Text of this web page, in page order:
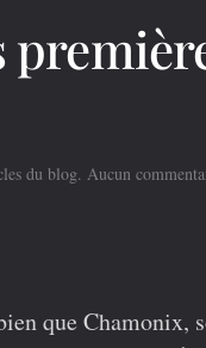
du blog. Aucun
que Chamonix,